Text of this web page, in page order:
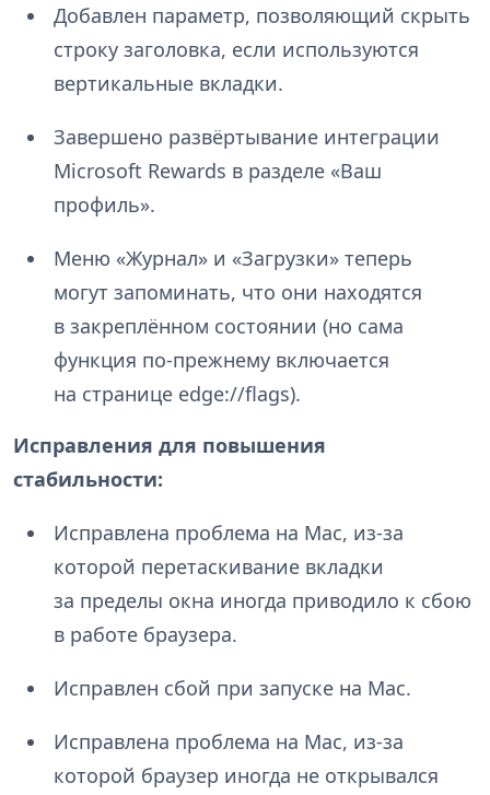
Добавлен параметр, позволяющий скрыть
строку заголовка, если используются
вертикальные вкладки.
Завершено развёртывание интеграции
Microsoft Rewards в разделе «Ваш
профиль».
Меню «Журнал» и «Загрузки» теперь
могут запоминать, что они находятся
в закреплённом состоянии (но сама
функция по-прежнему включается
на странице edge://flags).
Исправления для повышения
стабильности:
Исправлена проблема на Mac, из-за
которой перетаскивание вкладки
за пределы окна иногда приводило к сбою
в работе браузера.
Исправлен сбой при запуске на Mac.
Исправлена проблема на Mac, из-за
которой браузер иногда не открывался